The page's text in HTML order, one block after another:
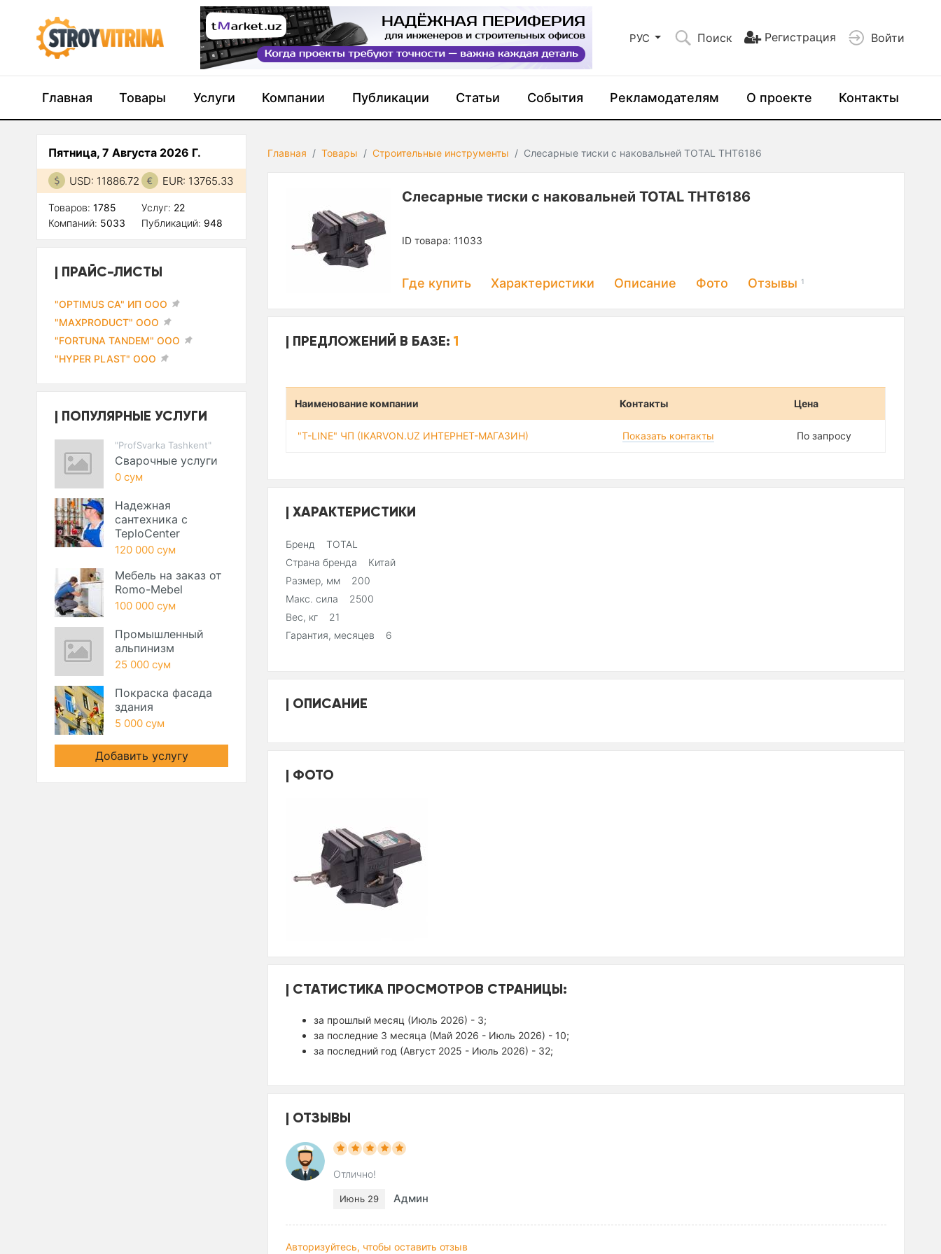
РУС Поиск Регистрация Войти
Главная Товары Услуги Компании Публикации Статьи События Рекламодателям О проекте Контакты
Главная Товары Строительные инструменты Слесарные тиски с наковальней TOTAL THT6186
Слесарные тиски с наковальней TOTAL THT6186
ID товара: 11033
Где купить Характеристики Описание Фото Отзывы1
ПРЕДЛОЖЕНИЙ В БАЗЕ:1
Наименование компании Контакты Цена
"T-LINE" ЧП (IKARVON.UZ ИНТЕРНЕТ-МАГАЗИН) Показать контакты По запросу
ХАРАКТЕРИСТИКИ
Бренд TOTAL
Страна бренда Китай
Размер, мм 200
Макс. сила 2500
Вес, кг 21
Гарантия, месяцев 6
ОПИСАНИЕ
ФОТО
СТАТИСТИКА ПРОСМОТРОВ СТРАНИЦЫ:
за прошлый месяц (Июль 2026) - 3;
за последние 3 месяца (Май 2026 - Июль 2026) - 10;
за последний год (Август 2025 - Июль 2026) - 32;
ОТЗЫВЫ
Отлично!
Июнь 29 Админ
Авторизуйтесь, чтобы оставить отзыв
Пятница, 7 Августа 2026 Г.
USD: 11886.72 EUR: 13765.33
Товаров: 1785
Компаний: 5033
Услуг: 22
Публикаций: 948
ПРАЙС-ЛИСТЫ
"OPTIMUS CA" ИП ООО
"MAXPRODUCT" ООО
"FORTUNA TANDEM" ООО
"HYPER PLAST" ООО
ПОПУЛЯРНЫЕ УСЛУГИ
"ProfSvarka Tashkent"
Сварочные услуги
0 сум
Надежная
сантехника с
TeploCenter
120 000 сум
Мебель на заказ от
Romo-Mebel
100 000 сум
Промышленный
альпинизм
25 000 сум
Покраска фасада
здания
5 000 сум
Добавить услугу